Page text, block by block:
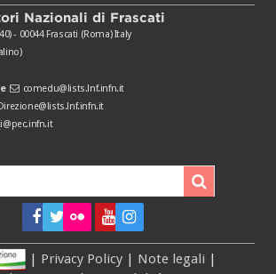
Nazionali di Frascati
- 00044 Frascati (Roma) Italy
comedu@lists.lnf.infn.it
| Privacy Policy| Note legali |